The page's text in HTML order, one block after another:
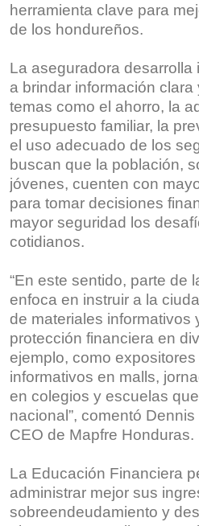
herramienta clave para
de los hondureños.
La aseguradora desarrolla
a brindar información
temas como el ahorro, la
presupuesto familiar, la
el uso adecuado de los
buscan que la población,
jóvenes, cuenten con
para tomar decisiones
mayor seguridad los
cotidianos.
“En este sentido, parte de
enfoca en instruir a la
de materiales informativos
protección financiera en
ejemplo, como
informativos en malls,
en colegios y escuelas
nacional”, comentó
CEO de Mapfre Honduras.
La Educación Financiera
administrar mejor sus
sobreendeudamiento y